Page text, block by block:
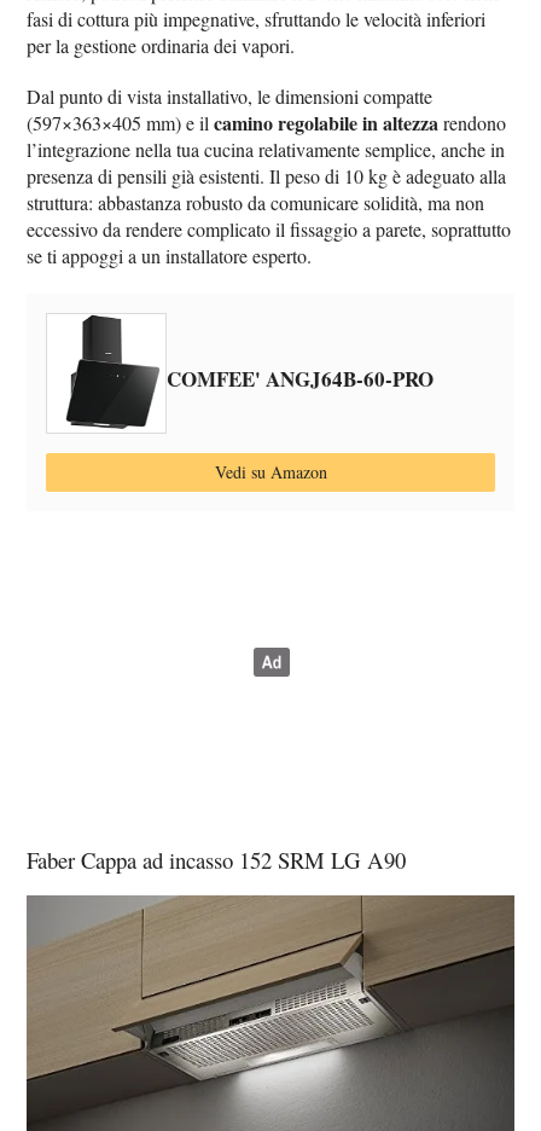
fasi di cottura più impegnative, sfruttando le velocità inferiori
per la gestione ordinaria dei vapori.
Dal punto di vista installativo, le dimensioni compatte
(597×363×405 mm) e ilcamino regolabile in altezzarendono
l’integrazione nella tua cucina relativamente semplice, anche in
presenza di pensili già esistenti. Il peso di 10 kg è adeguato alla
struttura: abbastanza robusto da comunicare solidità, ma non
eccessivo da rendere complicato il fissaggio a parete, soprattutto
se ti appoggi a un installatore esperto.
COMFEE' ANGJ64B-60-PRO
Vedi su Amazon
Faber Cappa ad incasso 152 SRM LG A90